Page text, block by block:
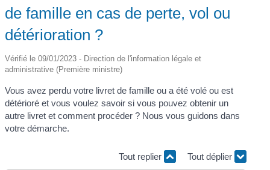
de famille en cas de perte, vol ou
détérioration ?
Vérifié le 09/01/2023 - Direction de l'information légale et
administrative (Première ministre)
Vous avez perdu votre livret de famille ou a été volé ou est
détérioré et vous voulez savoir si vous pouvez obtenir un
autre livret et comment procéder ? Nous vous guidons dans
votre démarche.
Tout replier Tout déplier